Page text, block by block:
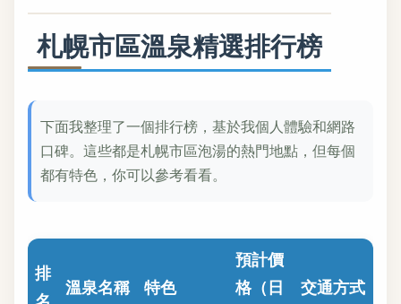
札幌市區溫泉精選排行榜
下面我整理了一個排行榜，基於我個人體驗和網路
口碑。這些都是札幌市區泡湯的熱門地點，但每個
都有特色，你可以參考看看。
排
溫泉名稱 特色
預計價
格（日
交通方式